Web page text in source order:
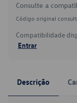
Consulte a
Código original
Compatibilidade
Entrar
Descrição